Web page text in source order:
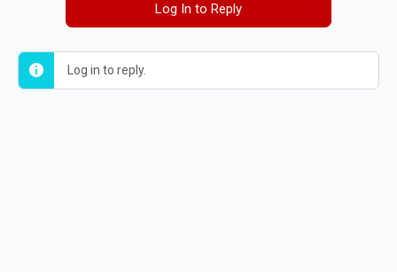
Log In to Reply
Log in to reply.